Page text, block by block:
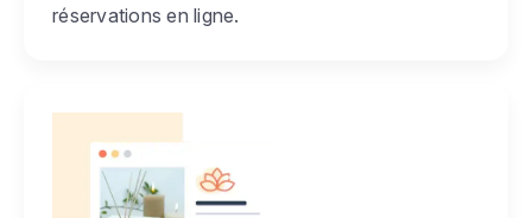
réservations en ligne.